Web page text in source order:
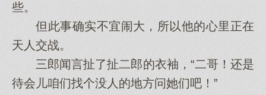
些。
但此事确实不宜闹大，所以他的心里正在
天人交战。
三郎闻言扯了扯二郎的衣袖，“二哥！还是
待会儿咱们找个没人的地方问她们吧！”